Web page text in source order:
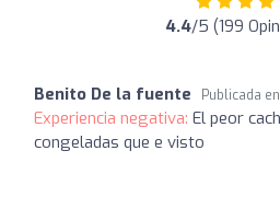
4.4/5 (199
Benito De la fuente Publicada en
Experiencia negativa: El peor
congeladas que e visto